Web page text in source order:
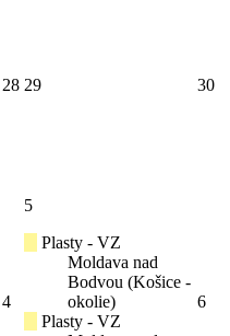
28 29 30
4
5
Plasty - VZ
Moldava nad
Bodvou (Košice -
okolie)
Plasty - VZ
6